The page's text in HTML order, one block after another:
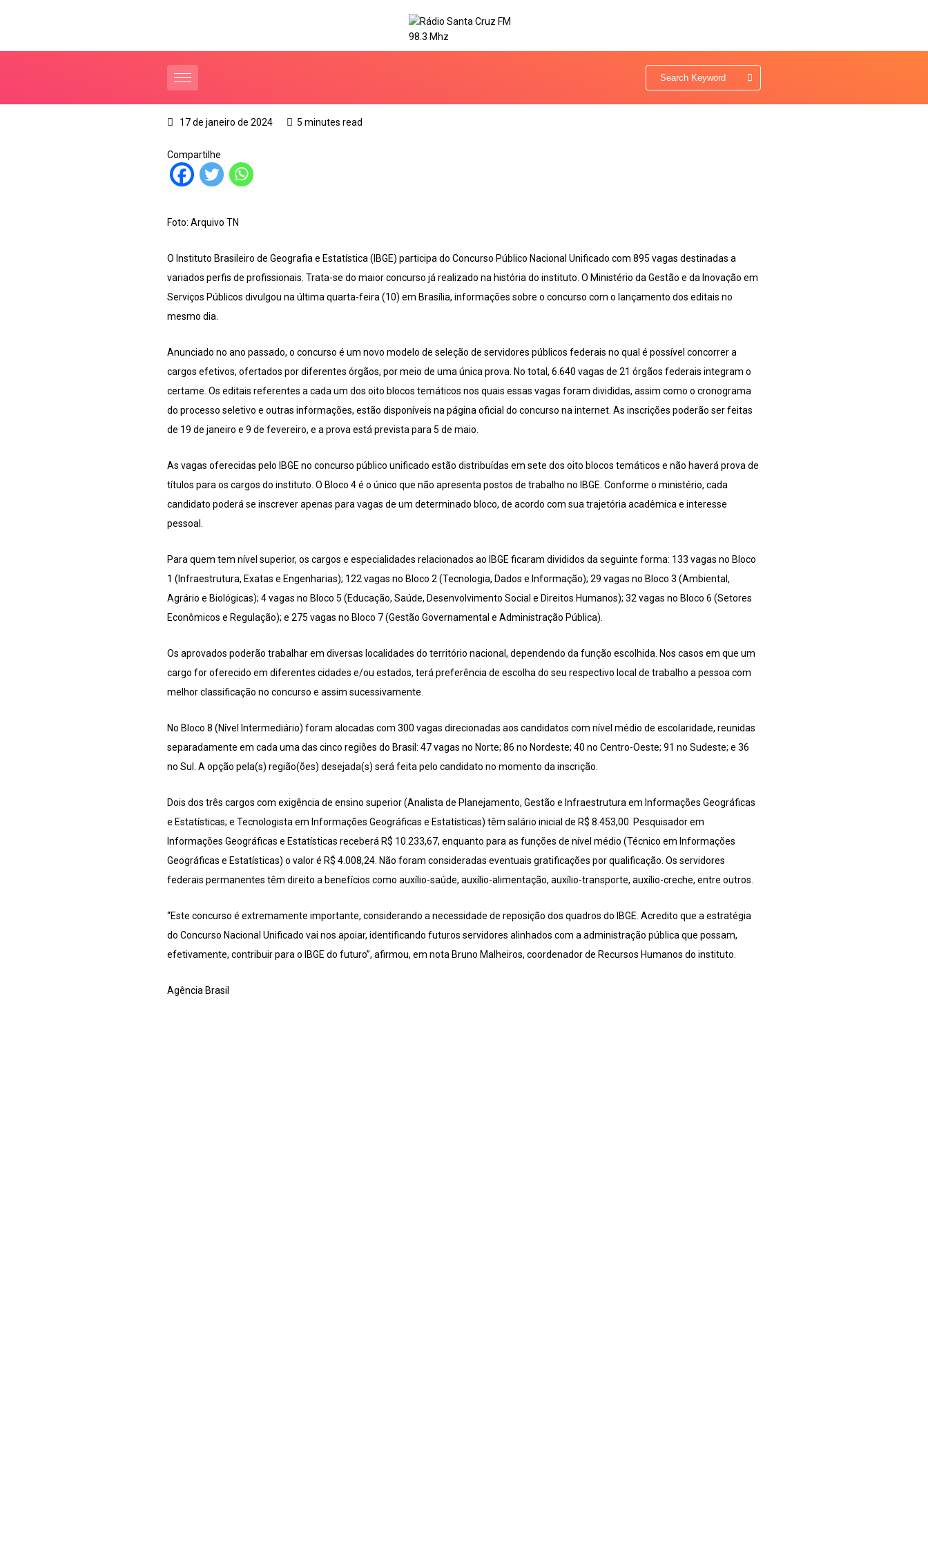
17 de janeiro de 2024 5 minutes read
Compartilhe
Foto: Arquivo TN
O Instituto Brasileiro de Geografia e Estatística (IBGE) participa do Concurso Público Nacional Unificado com 895 vagas destinadas a
variados perfis de profissionais. Trata-se do maior concurso já realizado na história do instituto. O Ministério da Gestão e da Inovação em
Serviços Públicos divulgou na última quarta-feira (10) em Brasília, informações sobre o concurso com o lançamento dos editais no
mesmo dia.
Anunciado no ano passado, o concurso é um novo modelo de seleção de servidores públicos federais no qual é possível concorrer a
cargos efetivos, ofertados por diferentes órgãos, por meio de uma única prova. No total, 6.640 vagas de 21 órgãos federais integram o
certame. Os editais referentes a cada um dos oito blocos temáticos nos quais essas vagas foram divididas, assim como o cronograma
do processo seletivo e outras informações, estão disponíveis na página oficial do concurso na internet. As inscrições poderão ser feitas
de 19 de janeiro e 9 de fevereiro, e a prova está prevista para 5 de maio.
As vagas oferecidas pelo IBGE no concurso público unificado estão distribuídas em sete dos oito blocos temáticos e não haverá prova de
títulos para os cargos do instituto. O Bloco 4 é o único que não apresenta postos de trabalho no IBGE. Conforme o ministério, cada
candidato poderá se inscrever apenas para vagas de um determinado bloco, de acordo com sua trajetória acadêmica e interesse
pessoal.
Para quem tem nível superior, os cargos e especialidades relacionados ao IBGE ficaram divididos da seguinte forma: 133 vagas no Bloco
1 (Infraestrutura, Exatas e Engenharias); 122 vagas no Bloco 2 (Tecnologia, Dados e Informação); 29 vagas no Bloco 3 (Ambiental,
Agrário e Biológicas); 4 vagas no Bloco 5 (Educação, Saúde, Desenvolvimento Social e Direitos Humanos); 32 vagas no Bloco 6 (Setores
Econômicos e Regulação); e 275 vagas no Bloco 7 (Gestão Governamental e Administração Pública).
Os aprovados poderão trabalhar em diversas localidades do território nacional, dependendo da função escolhida. Nos casos em que um
cargo for oferecido em diferentes cidades e/ou estados, terá preferência de escolha do seu respectivo local de trabalho a pessoa com
melhor classificação no concurso e assim sucessivamente.
No Bloco 8 (Nível Intermediário) foram alocadas com 300 vagas direcionadas aos candidatos com nível médio de escolaridade, reunidas
separadamente em cada uma das cinco regiões do Brasil: 47 vagas no Norte; 86 no Nordeste; 40 no Centro-Oeste; 91 no Sudeste; e 36
no Sul. A opção pela(s) região(ões) desejada(s) será feita pelo candidato no momento da inscrição.
Dois dos três cargos com exigência de ensino superior (Analista de Planejamento, Gestão e Infraestrutura em Informações Geográficas
e Estatísticas; e Tecnologista em Informações Geográficas e Estatísticas) têm salário inicial de R$ 8.453,00. Pesquisador em
Informações Geográficas e Estatísticas receberá R$ 10.233,67, enquanto para as funções de nível médio (Técnico em Informações
Geográficas e Estatísticas) o valor é R$ 4.008,24. Não foram consideradas eventuais gratificações por qualificação. Os servidores
federais permanentes têm direito a benefícios como auxílio-saúde, auxílio-alimentação, auxílio-transporte, auxílio-creche, entre outros.
“Este concurso é extremamente importante, considerando a necessidade de reposição dos quadros do IBGE. Acredito que a estratégia
do Concurso Nacional Unificado vai nos apoiar, identificando futuros servidores alinhados com a administração pública que possam,
efetivamente, contribuir para o IBGE do futuro”, afirmou, em nota Bruno Malheiros, coordenador de Recursos Humanos do instituto.
Agência Brasil